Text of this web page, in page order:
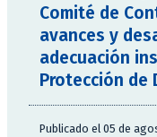
Comité de
avances y
adecuación
Protección de
Publicado el 05 de